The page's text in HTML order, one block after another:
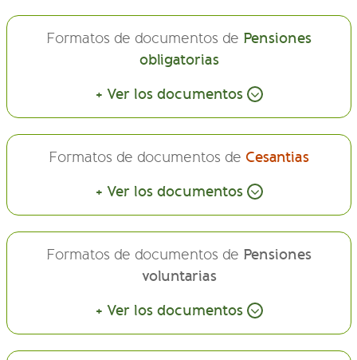
Formatos de documentos de Pensiones
obligatorias
+ Ver los documentos
Formatos de documentos de Cesantias
+ Ver los documentos
Formatos de documentos de Pensiones
voluntarias
+ Ver los documentos